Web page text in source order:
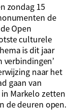
zondag 15
de
Open
culturele
is dit jaar
verbindingen’
naar het
gaan van
Markelo zetten
de deuren open.